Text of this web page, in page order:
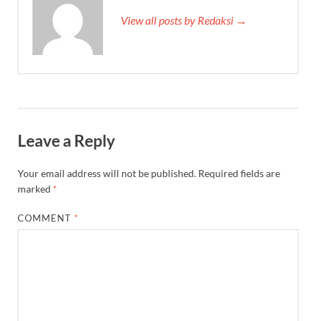
View all posts by Redaksi →
Leave a Reply
Your email address will not be published. Required fields are
marked *
COMMENT *